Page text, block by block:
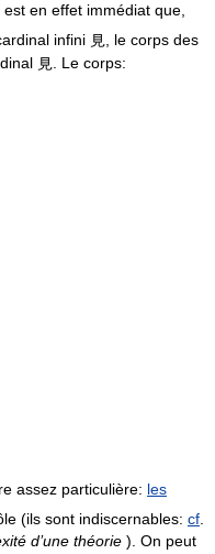
en effet immédiat que,
infini 見, le corps des
見. Le corps:
assez particulière: les
(ils sont indiscernables: cf
d’une théorie ). On peut